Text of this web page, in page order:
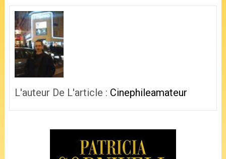
L'auteur De L'article : Cinephileamateur